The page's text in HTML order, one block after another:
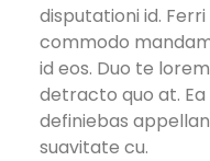
disputationi id.
commodo
id eos. Duo te
detracto quo at.
definiebas
suavitate cu.